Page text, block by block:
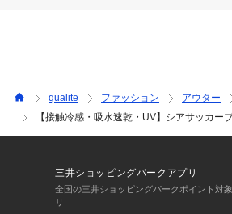
qualite ファッション アウター
【接触冷感・吸水速乾・UV】シアサッカー
三井ショッピングパークアプリ
全国の三井ショッピングパークポイント対
リ